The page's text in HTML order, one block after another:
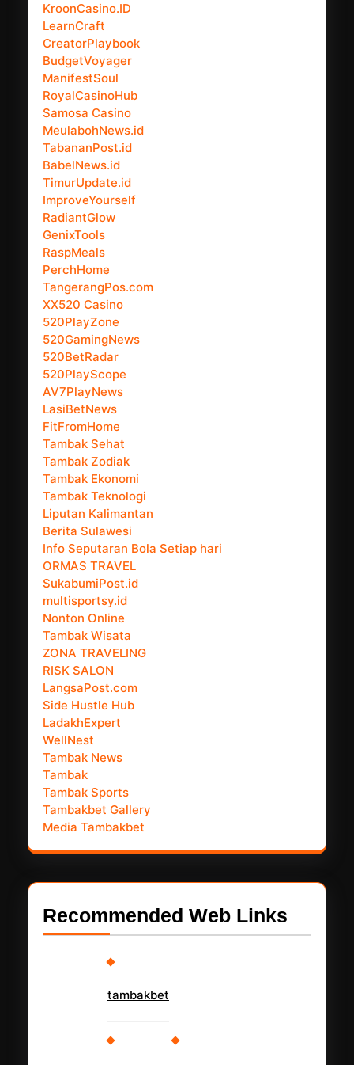
KroonCasino.ID
LearnCraft
CreatorPlaybook
BudgetVoyager
ManifestSoul
RoyalCasinoHub
Samosa Casino
MeulabohNews.id
TabananPost.id
BabelNews.id
TimurUpdate.id
ImproveYourself
RadiantGlow
GenixTools
RaspMeals
PerchHome
TangerangPos.com
XX520 Casino
520PlayZone
520GamingNews
520BetRadar
520PlayScope
AV7PlayNews
LasiBetNews
FitFromHome
Tambak Sehat
Tambak Zodiak
Tambak Ekonomi
Tambak Teknologi
Liputan Kalimantan
Berita Sulawesi
Info Seputaran Bola Setiap hari
ORMAS TRAVEL
SukabumiPost.id
multisportsy.id
Nonton Online
Tambak Wisata
ZONA TRAVELING
RISK SALON
LangsaPost.com
Side Hustle Hub
LadakhExpert
WellNest
Tambak News
Tambak
Tambak Sports
Tambakbet Gallery
Media Tambakbet
Recommended Web Links
tambakbet